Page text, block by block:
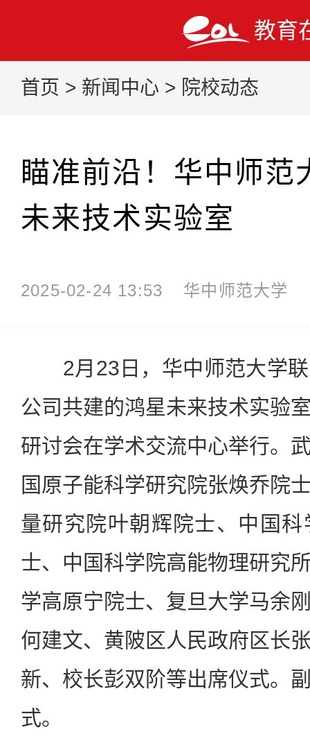
教育
首页 > 新闻中心 > 院校动态
瞄准前沿！华中师范
未来技术实验室
2025-02-24 13:53 华中师范大学
2月23日，华中师范大学联
公司共建的鸿星未来技术实验
研讨会在学术交流中心举行。
国原子能科学研究院张焕乔院
量研究院叶朝辉院士、中国
士、中国科学院高能物理研究
学高原宁院士、复旦大学马余
何建文、黄陂区人民政府区长
新、校长彭双阶等出席仪式。
式。